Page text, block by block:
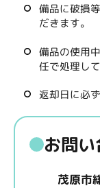
備品に破損
だきます。
備品の使用
任で処理し
返却日に必
お問い
茂原市